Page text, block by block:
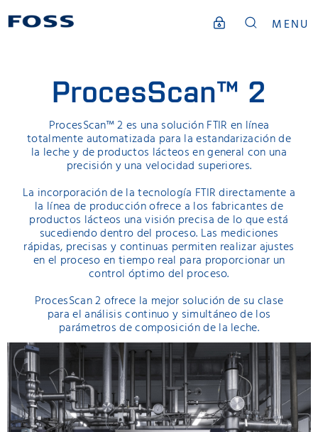
MENU
ProcesScan™ 2
ProcesScan™ 2 es una solución FTIR en línea
totalmente automatizada para la estandarización de
la leche y de productos lácteos en general con una
precisión y una velocidad superiores.
La incorporación de la tecnología FTIR directamente a
la línea de producción ofrece a los fabricantes de
productos lácteos una visión precisa de lo que está
sucediendo dentro del proceso. Las mediciones
rápidas, precisas y continuas permiten realizar ajustes
en el proceso en tiempo real para proporcionar un
control óptimo del proceso.
ProcesScan 2 ofrece la mejor solución de su clase
para el análisis continuo y simultáneo de los
parámetros de composición de la leche.